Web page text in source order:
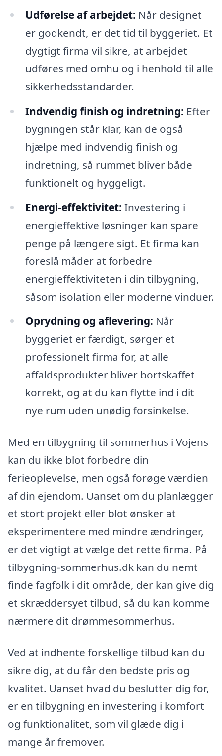
Udførelse af arbejdet: Når designet
er godkendt, er det tid til byggeriet. Et
dygtigt firma vil sikre, at arbejdet
udføres med omhu og i henhold til alle
sikkerhedsstandarder.
Indvendig finish og indretning: Efter
bygningen står klar, kan de også
hjælpe med indvendig finish og
indretning, så rummet bliver både
funktionelt og hyggeligt.
Energi-effektivitet: Investering i
energieffektive løsninger kan spare
penge på længere sigt. Et firma kan
foreslå måder at forbedre
energieffektiviteten i din tilbygning,
såsom isolation eller moderne vinduer.
Oprydning og aflevering: Når
byggeriet er færdigt, sørger et
professionelt firma for, at alle
affaldsprodukter bliver bortskaffet
korrekt, og at du kan flytte ind i dit
nye rum uden unødig forsinkelse.
Med en tilbygning til sommerhus i Vojens
kan du ikke blot forbedre din
ferieoplevelse, men også forøge værdien
af din ejendom. Uanset om du planlægger
et stort projekt eller blot ønsker at
eksperimentere med mindre ændringer,
er det vigtigt at vælge det rette firma. På
tilbygning-sommerhus.dk kan du nemt
finde fagfolk i dit område, der kan give dig
et skræddersyet tilbud, så du kan komme
nærmere dit drømmesommerhus.
Ved at indhente forskellige tilbud kan du
sikre dig, at du får den bedste pris og
kvalitet. Uanset hvad du beslutter dig for,
er en tilbygning en investering i komfort
og funktionalitet, som vil glæde dig i
mange år fremover.